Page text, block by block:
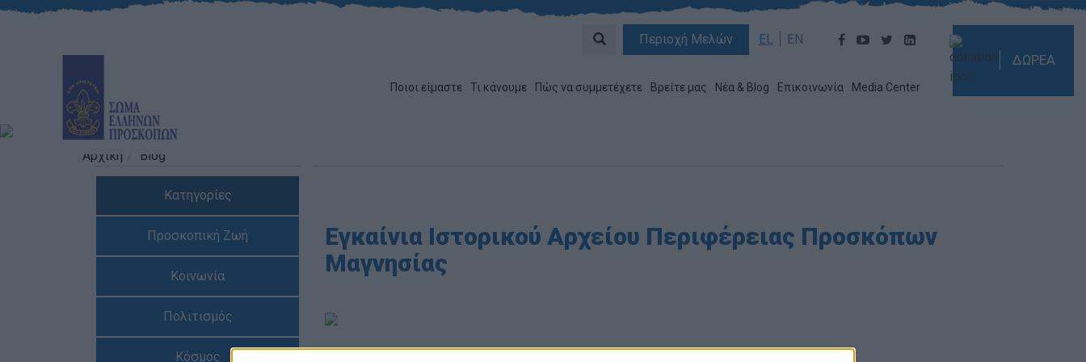
Περιοχή Μελών EL EN
Ποιοι είμαστε Τι κάνουμε Πώς να συμμετέχετε Βρείτε μας Νέα & Blog Επικοινωνία Media Center
ΔΩΡΕΑ
Αρχική Blog
Κατηγορίες
Προσκοπική Ζωή
Κοινωνία
Πολιτισμός
Κόσμος
Εγκαίνια Ιστορικού Αρχείου Περιφέρειας Προσκόπων
Μαγνησίας
Αρθρογραφος:Ομάδα Σύνταξης